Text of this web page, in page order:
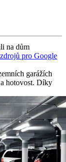
na dům
pro Google
garážích
hotovost. Díky